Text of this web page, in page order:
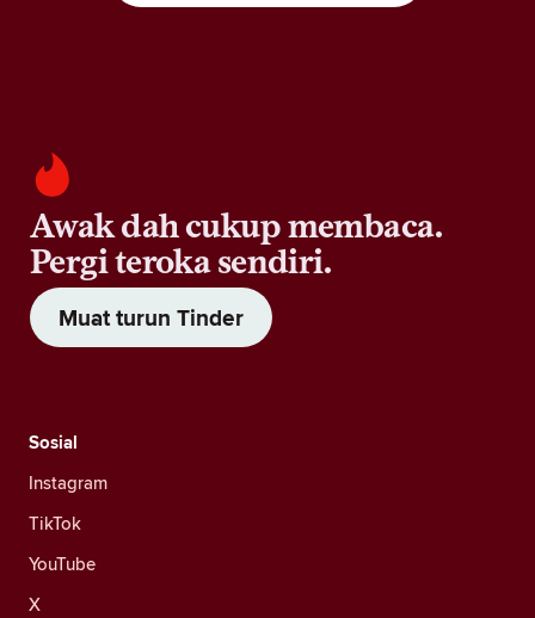
Awak dah cukup membaca.
Pergi teroka sendiri.
Muat turun Tinder
Sosial
Instagram
TikTok
YouTube
X